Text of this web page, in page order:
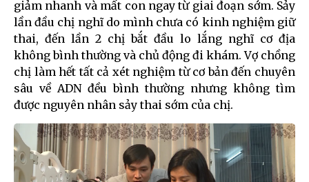
giảm nhanh và mất con ngay từ giai đoạn sớm. Sảy
lần đầu chị nghĩ do mình chưa có kinh nghiệm giữ
thai, đến lần 2 chị bắt đầu lo lắng nghĩ cơ địa
không bình thường và chủ động đi khám. Vợ chồng
chị làm hết tất cả xét nghiệm từ cơ bản đến chuyên
sâu về ADN đều bình thường nhưng không tìm
được nguyên nhân sảy thai sớm của chị.